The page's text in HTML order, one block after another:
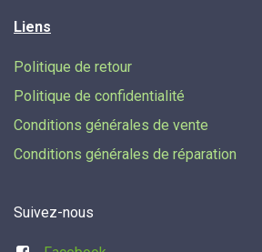
Liens
Politique de retour
Politique de confidentialité
Conditions générales de vente
Conditions générales de réparation
Suivez-nous